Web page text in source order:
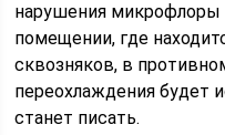
нарушения микрофлоры
помещении, где
сквозняков, в
переохлаждения будет
станет писать.